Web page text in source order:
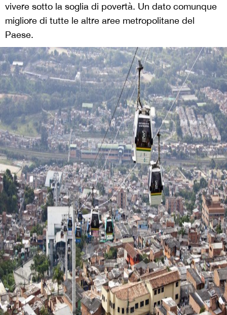
vivere sotto la soglia di povertà. Un dato comunque
migliore di tutte le altre aree metropolitane del
Paese.